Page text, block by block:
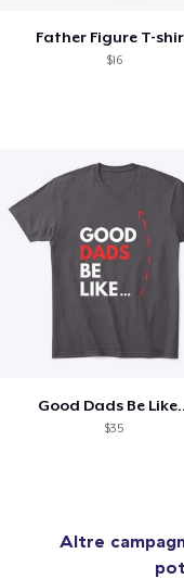
Father Figure T-
$16
Good Dads Be
$35
Altre